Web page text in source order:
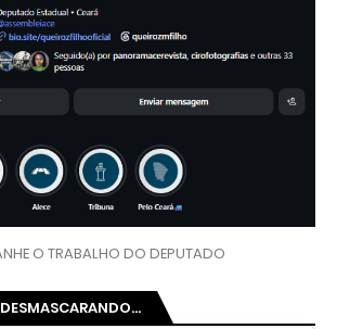
O TRABALHO DO DEPUTADO